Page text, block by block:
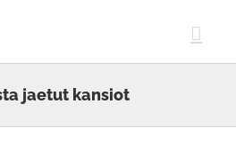
jaetut kansiot